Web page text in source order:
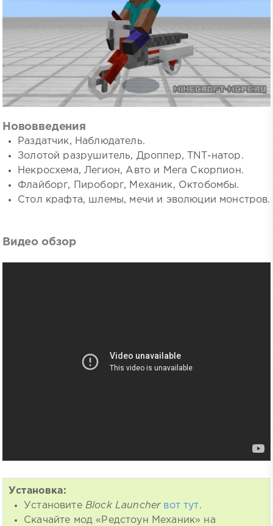
Нововведения
Раздатчик, Наблюдатель.
Золотой разрушитель, Дроппер, TNT-натор.
Некросхема, Легион, Авто и Мега Скорпион.
Флайборг, Пироборг, Механик, Октобомбы.
Стол крафта, шлемы, мечи и эволюции монстров.
Видео обзор
Установка:
Установите Block Launcher вот тут.
Скачайте мод «Редстоун Механик» на